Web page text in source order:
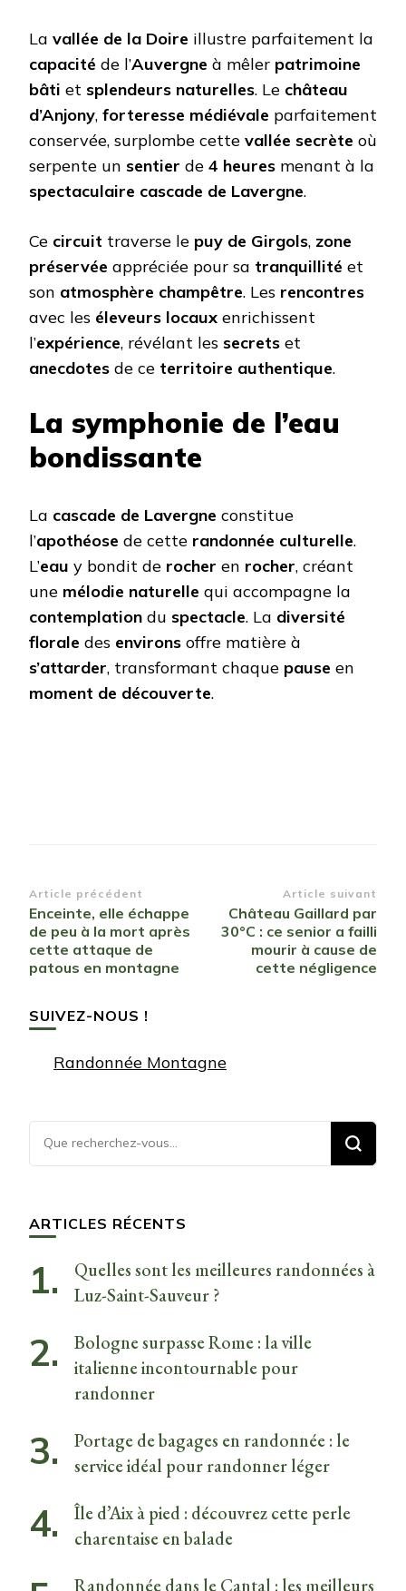
La vallée de la Doire illustre parfaitement la
capacité de l’Auvergne à mêler patrimoine
bâti et splendeurs naturelles. Le château
d’Anjony, forteresse médiévale parfaitement
conservée, surplombe cette vallée secrète où
serpente un sentier de 4 heures menant à la
spectaculaire cascade de Lavergne.
Ce circuit traverse le puy de Girgols, zone
préservée appréciée pour sa tranquillité et
son atmosphère champêtre. Les rencontres
avec les éleveurs locaux enrichissent
l’expérience, révélant les secrets et
anecdotes de ce territoire authentique.
La symphonie de l’eau
bondissante
La cascade de Lavergne constitue
l’apothéose de cette randonnée culturelle.
L’eau y bondit de rocher en rocher, créant
une mélodie naturelle qui accompagne la
contemplation du spectacle. La diversité
florale des environs offre matière à
s’attarder, transformant chaque pause en
moment de découverte.
Navigation
d’article
Article précédent
Enceinte, elle échappe
de peu à la mort après
cette attaque de
patous en montagne
Article suivant
Château Gaillard par
30°C : ce senior a failli
mourir à cause de
cette négligence
SUIVEZ-NOUS !
Randonnée Montagne
Vous
recherchiez
ARTICLES RÉCENTS
Quelles sont les meilleures randonnées à
Luz-Saint-Sauveur ?
Bologne surpasse Rome : la ville
italienne incontournable pour
randonner
Portage de bagages en randonnée : le
service idéal pour randonner léger
Île d’Aix à pied : découvrez cette perle
charentaise en balade
Randonnée dans le Cantal : les meilleurs